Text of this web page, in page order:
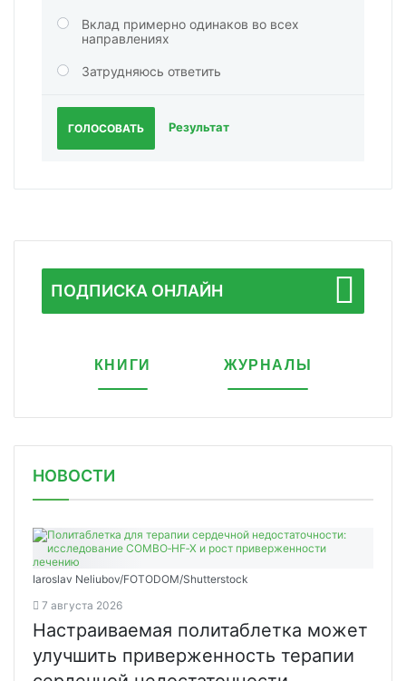
Вклад примерно одинаков во всех
направлениях
Затрудняюсь ответить
ГОЛОСОВАТЬ Результат
ПОДПИСКА ОНЛАЙН
КНИГИ ЖУРНАЛЫ
НОВОСТИ
Iaroslav Neliubov/FOTODOM/Shutterstoсk
7 августа 2026
Настраиваемая политаблетка может
улучшить приверженность терапии